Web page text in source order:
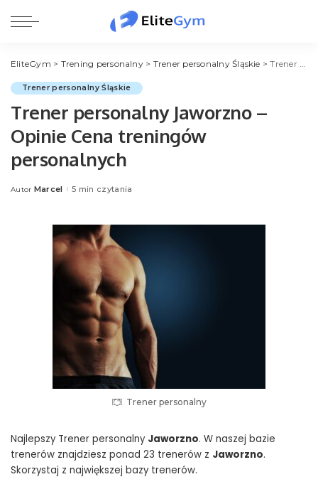
EliteGym > Trening personalny> Trener personalny Śląskie >Trener personalny Jaworzno – Opinie Cena treningów personalnych
Trener personalny Śląskie
Trener personalny Jaworzno –
Opinie Cena treningów
personalnych
Posted
Autor Marcel 5 min czytania
Trener personalny
Najlepszy Trener personalny Jaworzno. W naszej bazie
trenerów znajdziesz ponad 23 trenerów z Jaworzno.
Skorzystaj z największej bazy trenerów.